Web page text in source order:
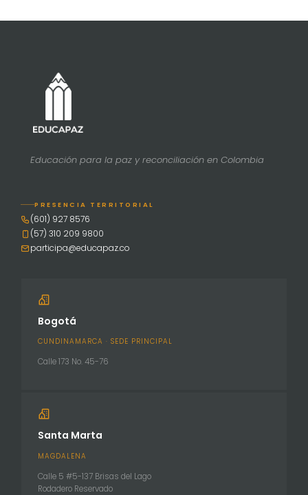
Educación para la paz y reconciliación en Colombia
PRESENCIA TERRITORIAL
(601) 927 8576
(57) 310 209 9800
participa@educapaz.co
Bogotá
CUNDINAMARCA · SEDE PRINCIPAL
Calle 173 No. 45-76
Santa Marta
MAGDALENA
Calle 5 #5-137 Brisas del Lago
Rodadero Reservado